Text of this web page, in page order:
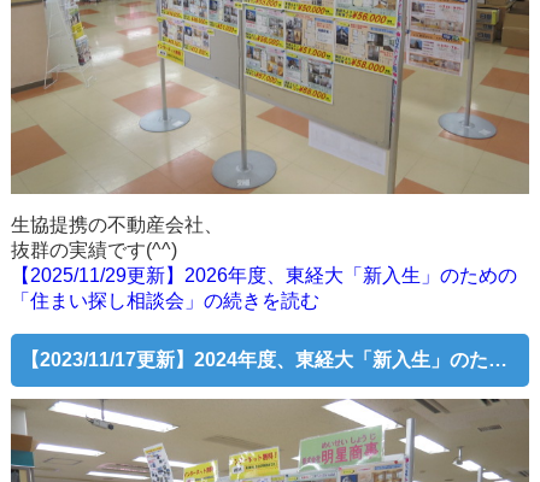
生協提携の不動産会社、
抜群の実績です(^^)
【2025/11/29更新】2026年度、東経大「新入生」のための
「住まい探し相談会」の続きを読む
【2023/11/17更新】2024年度、東経大「新入生」のための「住まい探し相談会」スタート！